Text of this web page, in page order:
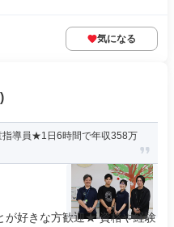
気になる
指導員★1日6時間で年収358万
が好きな方歓迎★ 資格や経験